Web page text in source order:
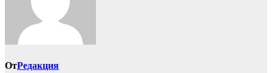
ОтРедакция